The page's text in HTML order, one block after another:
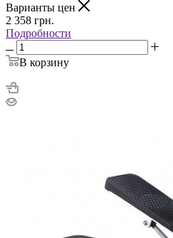
Варианты цен
2 358 грн.
Подробности
В корзину